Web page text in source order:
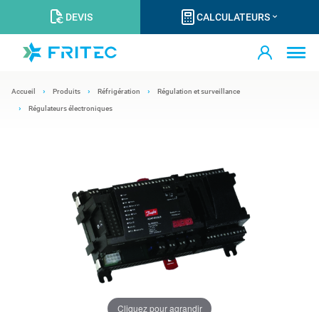
DEVIS CALCULATEURS
Accueil Produits Réfrigération Régulation et surveillance
Régulateurs électroniques
Cliquez pour agrandir